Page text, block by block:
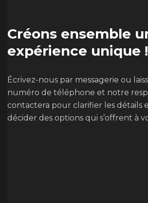
Créons ensemble
expérience unique !
Écrivez-nous par messagerie ou
numéro de téléphone et notre
contactera pour clarifier les détails
décider des options qui s’offrent à